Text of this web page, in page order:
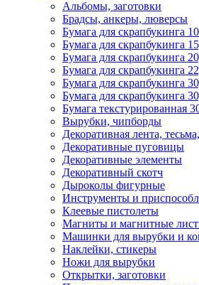
Альбомы, заготовки
Брадсы, анкеры, люверсы
Бумага для скрапбукинга
Бумага для скрапбукинга
Бумага для скрапбукинга
Бумага для скрапбукинга
Бумага для скрапбукинга
Бумага для скрапбукинга
Бумага текстурированная
Вырубки, чипборды
Декоративная лента,
Декоративные пуговицы
Декоративные элементы
Декоративный скотч
Дыроколы фигурные
Инструменты и
Клеевые пистолеты
Магниты и магнитные
Машинки для вырубки и
Наклейки, стикеры
Ножи для вырубки
Открытки, заготовки